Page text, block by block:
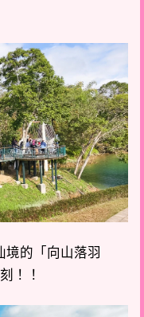
境的「向山落羽
！！